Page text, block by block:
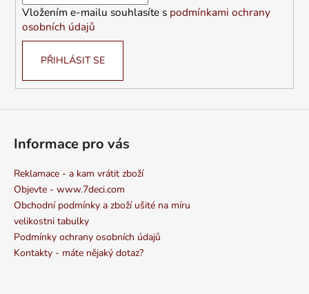
Vložením e-mailu souhlasíte s podmínkami ochrany
osobních údajů
PŘIHLÁSIT SE
Informace pro vás
Reklamace - a kam vrátit zboží
Objevte - www.7deci.com
Obchodní podmínky a zboží ušité na míru
velikostni tabulky
Podmínky ochrany osobních údajů
Kontakty - máte nějaký dotaz?